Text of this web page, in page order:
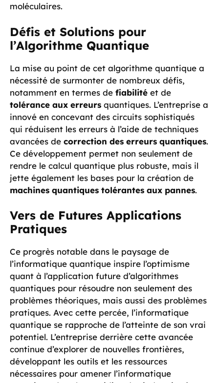
moléculaires.
Défis et Solutions pour
l’Algorithme Quantique
La mise au point de cet algorithme quantique a
nécessité de surmonter de nombreux défis,
notamment en termes de fiabilité et de
tolérance aux erreurs quantiques. L’entreprise a
innové en concevant des circuits sophistiqués
qui réduisent les erreurs à l’aide de techniques
avancées de correction des erreurs quantiques.
Ce développement permet non seulement de
rendre le calcul quantique plus robuste, mais il
jette également les bases pour la création de
machines quantiques tolérantes aux pannes.
Vers de Futures Applications
Pratiques
Ce progrès notable dans le paysage de
l’informatique quantique inspire l’optimisme
quant à l’application future d’algorithmes
quantiques pour résoudre non seulement des
problèmes théoriques, mais aussi des problèmes
pratiques. Avec cette percée, l’informatique
quantique se rapproche de l’atteinte de son vrai
potentiel. L’entreprise derrière cette avancée
continue d’explorer de nouvelles frontières,
développant les outils et les ressources
nécessaires pour amener l’informatique